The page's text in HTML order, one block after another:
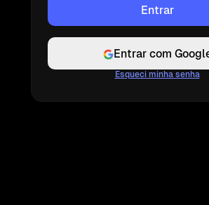
Entrar com
Esqueci minha senha